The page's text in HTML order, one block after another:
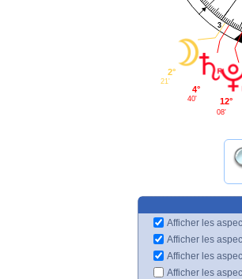
3
2°
21'
4°
40' 12°
08'
Afficher les
Afficher les
Afficher les
Afficher les